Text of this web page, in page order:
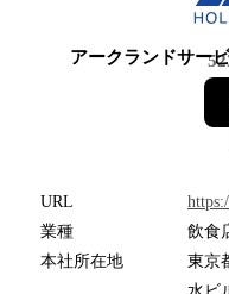
アークランドサー
URL
業種
飲食
本社所在地
東京